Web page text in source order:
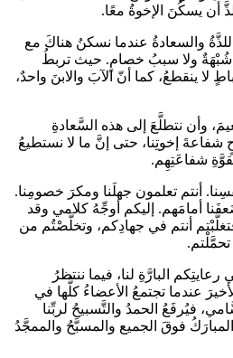
أن يسكُنَ الإخوةُ معًا.
والسعادةُ عندما نسكنُ هناكَ مع
شُبْهَةٌ ولا سببُ خصامٍ. حيث تربطُ
لا ينقطعُ، كما أنّ الآبَ والابنَ واحدٌ،
وأن نتطلَّعَ إلى هذه السَّعادةِ
شفاعةَ إخوتِنا، حتى إنَّ ما لا نستطيعُ
بقوَّةِ شفاعَتِهِم.
أنتم تعلمون جهلَنا ومكرَ خصومِنا.
أمامَهم. إليكم أوجِّهُ كلامي وقد
أنتم في جهادِكم، وتخلَّصْتُم من
البارَّةِ لنا، فيما ننتظرُ
عندما تجتمعُ الأعضاءُ كلُّها في
فيُرفَعُ الحمدُ والتَّسبيحُ لربِّنا
فوقَ الجميع والمسبَّحُ والممجَّدُ